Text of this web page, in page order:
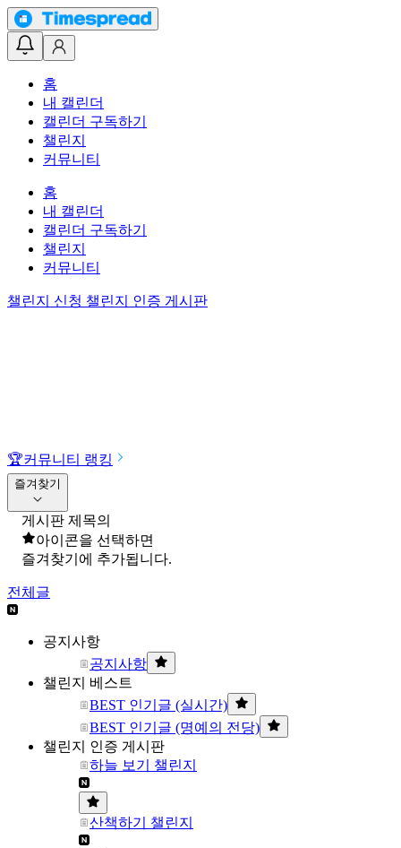
홈
내 캘린더
캘린더 구독하기
챌린지
커뮤니티
홈
내 캘린더
캘린더 구독하기
챌린지
커뮤니티
챌린지 신청 챌린지 인증 게시판
🏆커뮤니티 랭킹
즐겨찾기
게시판 제목의
아이콘을 선택하면
즐겨찾기에 추가됩니다.
전체글
공지사항
공지사항
챌린지 베스트
BEST 인기글 (실시간)
BEST 인기글 (명예의 전당)
챌린지 인증 게시판
하늘 보기 챌린지
산책하기 챌린지